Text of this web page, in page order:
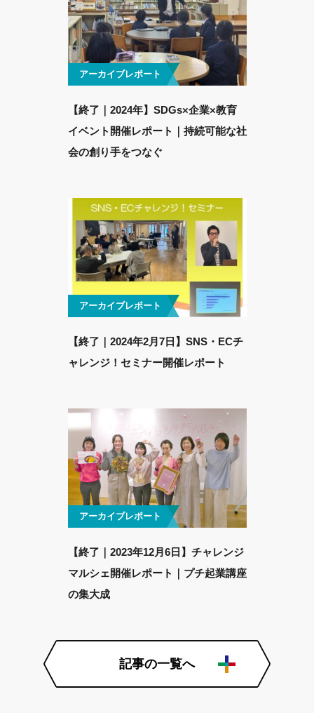
アーカイブレポート
【終了｜2024年】SDGs×企業×教育
イベント開催レポート｜持続可能な社
会の創り手をつなぐ
アーカイブレポート
【終了｜2024年2月7日】SNS・ECチ
ャレンジ！セミナー開催レポート
アーカイブレポート
【終了｜2023年12月6日】チャレンジ
マルシェ開催レポート｜プチ起業講座
の集大成
記事の一覧へ